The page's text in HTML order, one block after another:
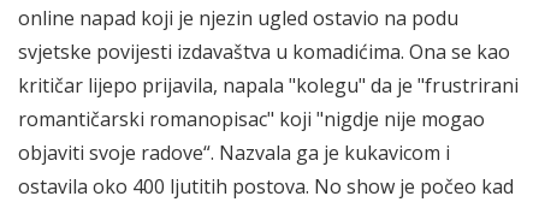
online napad koji je njezin ugled ostavio na podu
svjetske povijesti izdavaštva u komadićima. Ona se kao
kritičar lijepo prijavila, napala "kolegu" da je "frustrirani
romantičarski romanopisac" koji "nigdje nije mogao
objaviti svoje radove“. Nazvala ga je kukavicom i
ostavila oko 400 ljutitih postova. No show je počeo kad